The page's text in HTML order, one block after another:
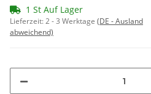
1 St Auf Lager
Lieferzeit:2 - 3 Werktage (DE - Ausland
abweichend)